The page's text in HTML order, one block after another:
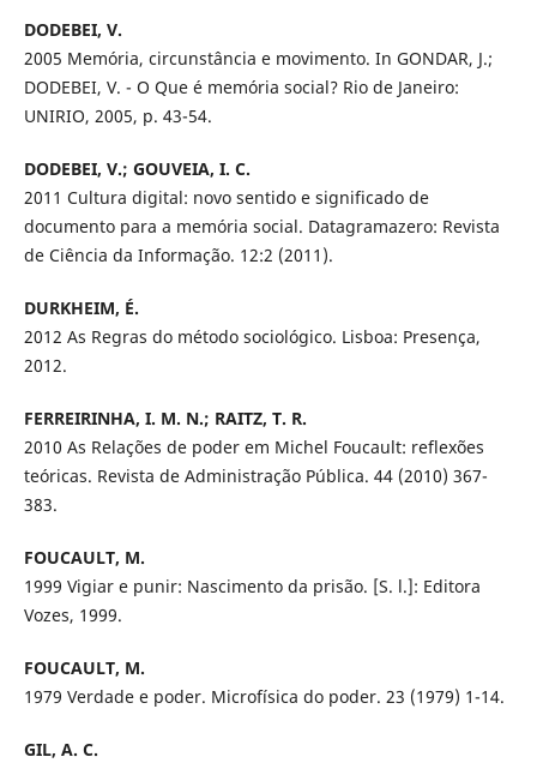
DODEBEI, V.
2005 Memória, circunstância e movimento. In GONDAR, J.;
DODEBEI, V. - O Que é memória social? Rio de Janeiro:
UNIRIO, 2005, p. 43-54.
DODEBEI, V.; GOUVEIA, I. C.
2011 Cultura digital: novo sentido e significado de
documento para a memória social. Datagramazero: Revista
de Ciência da Informação. 12:2 (2011).
DURKHEIM, É.
2012 As Regras do método sociológico. Lisboa: Presença,
2012.
FERREIRINHA, I. M. N.; RAITZ, T. R.
2010 As Relações de poder em Michel Foucault: reflexões
teóricas. Revista de Administração Pública. 44 (2010) 367-
383.
FOUCAULT, M.
1999 Vigiar e punir: Nascimento da prisão. [S. l.]: Editora
Vozes, 1999.
FOUCAULT, M.
1979 Verdade e poder. Microfísica do poder. 23 (1979) 1-14.
GIL, A. C.